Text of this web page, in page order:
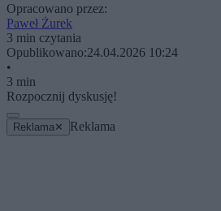
Opracowano przez:
Paweł Żurek
3 min czytania
Opublikowano:24.04.2026 10:24
•
3 min
Rozpocznij dyskusję!
Reklama ✕ Reklama